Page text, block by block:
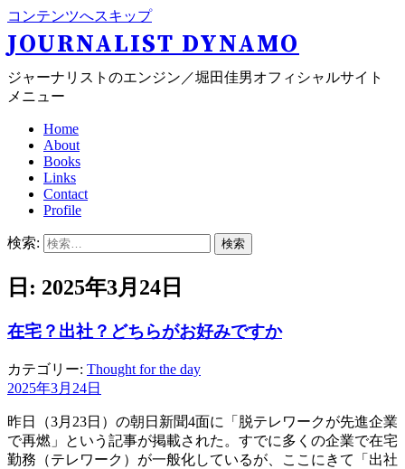
コンテンツへスキップ
JOURNALIST DYNAMO
ジャーナリストのエンジン／堀田佳男オフィシャルサイト
メニュー
Home
About
Books
Links
Contact
Profile
検索:
日: 2025年3月24日
在宅？出社？どちらがお好みですか
カテゴリー: Thought for the day
2025年3月24日
昨日（3月23日）の朝日新聞4面に「脱テレワークが先進企業
で再燃」という記事が掲載された。すでに多くの企業で在宅
勤務（テレワーク）が一般化しているが、ここにきて「出社